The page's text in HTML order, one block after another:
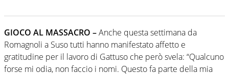
GIOCO AL MASSACRO –Anche questa settimana da
Romagnoli a Suso tutti hanno manifestato affetto e
gratitudine per il lavoro di Gattuso che però svela: “Qualcuno
forse mi odia, non faccio i nomi. Questo fa parte della mia